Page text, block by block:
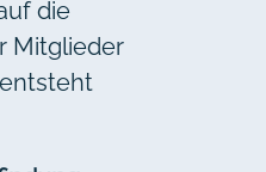
die
Mitglieder